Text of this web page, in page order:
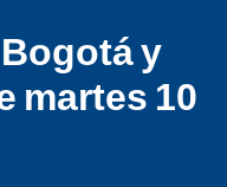
y
martes 10